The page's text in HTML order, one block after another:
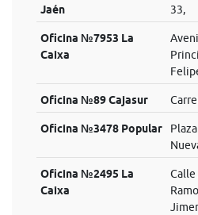
Jaén
33,
Oficina №7953 La
Caixa
Oficina №89 Cajasur
Oficina №3478 Popular
Oficina №2495 La
Caixa
Calle